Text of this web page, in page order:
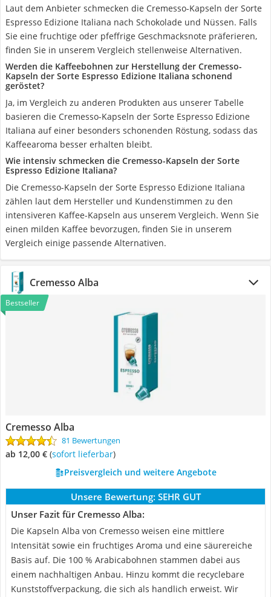
Laut dem Anbieter schmecken die Cremesso-Kapseln der Sorte
Espresso Edizione Italiana nach Schokolade und Nüssen. Falls
Sie eine fruchtige oder pfeffrige Geschmacksnote präferieren,
finden Sie in unserem Vergleich stellenweise Alternativen.
Werden die Kaffeebohnen zur Herstellung der Cremesso-
Kapseln der Sorte Espresso Edizione Italiana schonend
geröstet?
Ja, im Vergleich zu anderen Produkten aus unserer Tabelle
basieren die Cremesso-Kapseln der Sorte Espresso Edizione
Italiana auf einer besonders schonenden Röstung, sodass das
Kaffeearoma besser erhalten bleibt.
Wie intensiv schmecken die Cremesso-Kapseln der Sorte
Espresso Edizione Italiana?
Die Cremesso-Kapseln der Sorte Espresso Edizione Italiana
zählen laut dem Hersteller und Kundenstimmen zu den
intensiveren Kaffee-Kapseln aus unserem Vergleich. Wenn Sie
einen milden Kaffee bevorzugen, finden Sie in unserem
Vergleich einige passende Alternativen.
Cremesso Alba
Bestseller
Cremesso Alba
81 Bewertungen
ab 12,00 € ( Sofort lieferbar)
Preisvergleich und weitere Angebote
Unsere Bewertung: SEHR GUT
Unser Fazit für Cremesso Alba:
Die Kapseln Alba von Cremesso weisen eine mittlere
Intensität sowie ein fruchtiges Aroma und eine säurereiche
Basis auf. Die 100 % Arabicabohnen stammen dabei aus
einem nachhaltigen Anbau. Hinzu kommt die recyclebare
Kunststoffverpackung, die sich als handlich erweist. Wir